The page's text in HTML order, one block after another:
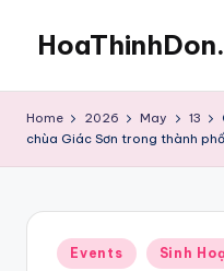
content
in
Home 2026 May 13
chùa Giác Sơn trong thành
Posted
Events Sinh